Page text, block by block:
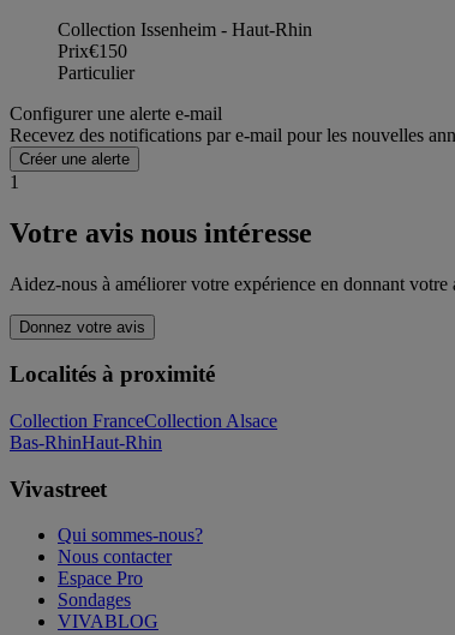
Collection Issenheim - Haut-Rhin
Prix€150
Particulier
Configurer une alerte e-mail
Recevez des notifications par e-mail pour les nouvelles
Créer une alerte
1
Votre avis nous intéresse
Aidez-nous à améliorer votre expérience en donnant votre
Donnez votre avis
Localités à proximité
Collection FranceCollection Alsace
Bas-RhinHaut-Rhin
Vivastreet
Qui sommes-nous?
Nous contacter
Espace Pro
Sondages
VIVABLOG